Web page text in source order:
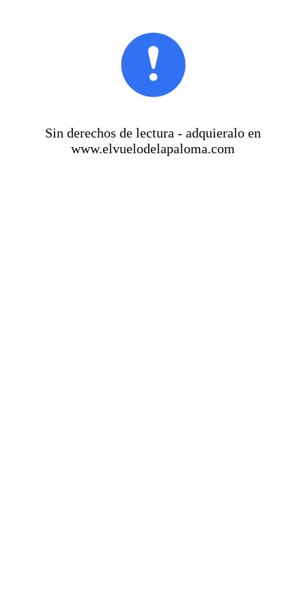
Sin derechos de lectura - adquieralo en
www.elvuelodelapaloma.com